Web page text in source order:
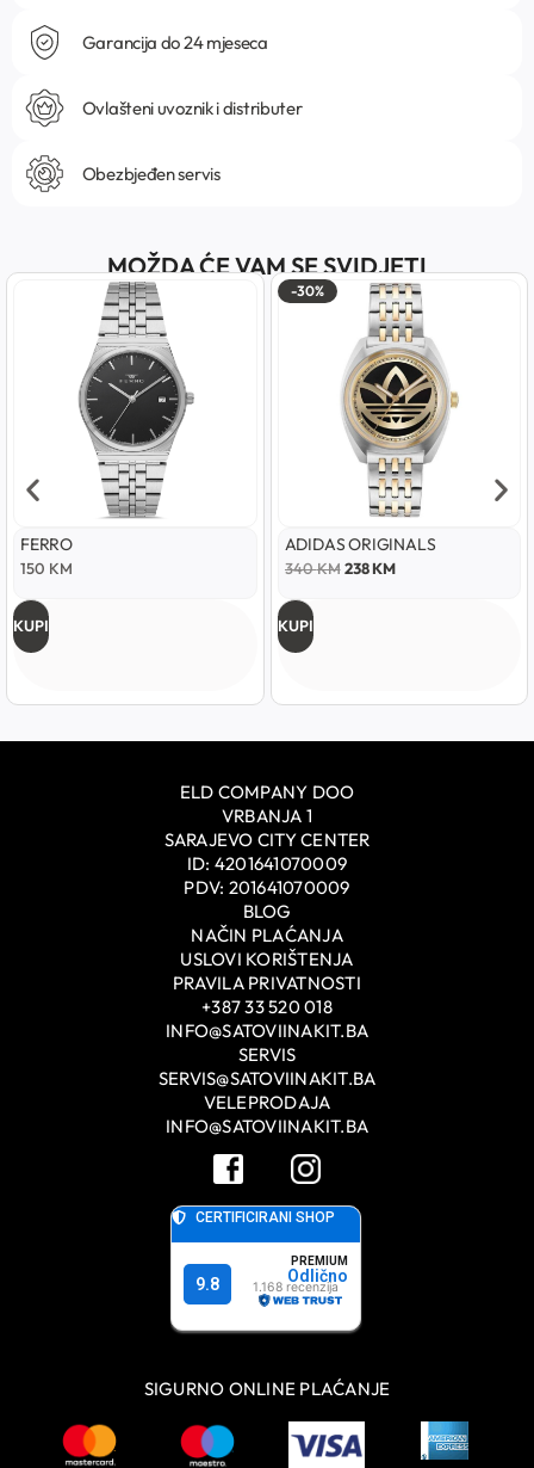
Garancija do 24 mjeseca
Ovlašteni uvoznik i distributer
Obezbjeđen servis
MOŽDA ĆE VAM SE SVIDJETI
FERRO
150 KM
KUPI
-30%
ADIDAS ORIGINALS
340KM 238KM
KUPI
ELD COMPANY DOO
VRBANJA 1
SARAJEVO CITY CENTER
ID: 4201641070009
PDV: 201641070009
BLOG
NAČIN PLAĆANJA
USLOVI KORIŠTENJA
PRAVILA PRIVATNOSTI
+387 33 520 018
INFO@SATOVIINAKIT.BA
SERVIS
SERVIS@SATOVIINAKIT.BA
VELEPRODAJA
INFO@SATOVIINAKIT.BA
SIGURNO ONLINE PLAĆANJE